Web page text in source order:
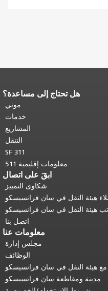
هل تحتاج إلى مساعدة؟
موني
خدمات
المشاريع
التنقل
SF 311
معلومات إقليمية 511
ابقَ على اتصال
شكاوى التمييز
هيئة النقل في سان فرانسيسكو
هيئة النقل في سان فرانسيسكو
اتصل بنا
معلومات عنا
مجلس إدارة
الوظائف
مع هيئة النقل في سان فرانسيسكو
مدينة ومقاطعة سان فرانسيسكو